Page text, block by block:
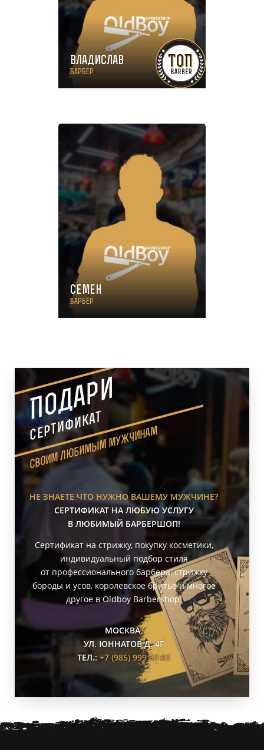
Владислав
Барбер
Семен
Барбер
Подари
сертификат
своим любимым мужчинам
НЕ ЗНАЕТЕ ЧТО НУЖНО ВАШЕМУ МУЖЧИНЕ?
СЕРТИФИКАТ НА ЛЮБУЮ УСЛУГУ
В ЛЮБИМЫЙ БАРБЕРШОП!
Сертификат на стрижку, покупку косметики,
индивидуальный подбор стиля
от профессионального барбера, стрижку
бороды и усов, королевское бритьё и многое
другое в Oldboy Barbershop!
МОСКВА,
УЛ. ЮННАТОВ Д. 4Г
ТЕЛ.: +7 (985) 999 68 68